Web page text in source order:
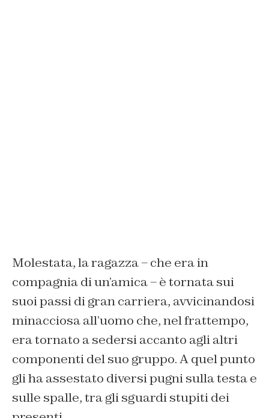
Molestata, la ragazza – che era in
compagnia di un’amica – è tornata sui
suoi passi di gran carriera, avvicinandosi
minacciosa all’uomo che, nel frattempo,
era tornato a sedersi accanto agli altri
componenti del suo gruppo. A quel punto
gli ha assestato diversi pugni sulla testa e
sulle spalle, tra gli sguardi stupiti dei